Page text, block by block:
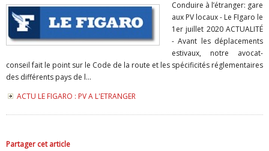
Conduire à l’étranger: gare
aux PV locaux - Le FIgaro le
1er juillet 2020 ACTUALITÉ
- Avant les déplacements
estivaux, notre avocat-
conseil fait le point sur le Code de la route et les spécificités réglementaires
des différents pays de l...
ACTU LE FIGARO : PV A L'ETRANGER
Partager cet article